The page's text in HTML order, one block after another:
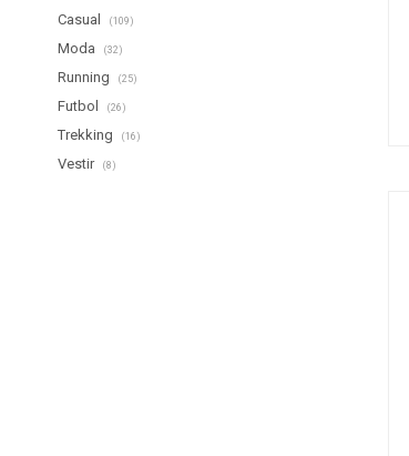
Casual (109)
Moda (32)
Running (25)
Futbol (26)
Trekking (16)
Vestir (8)